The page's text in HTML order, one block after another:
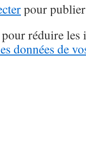
pour
réduire les
données de